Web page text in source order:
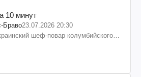
10 минут
Браво23.07.2026 20:30
шеф-повар колумбийского